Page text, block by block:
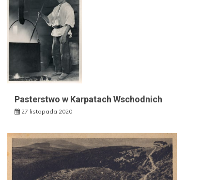
Pasterstwo w Karpatach Wschodnich
27 listopada 2020